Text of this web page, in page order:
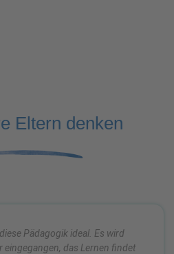
Eltern denken
Pädagogik ideal. Es wird
eingegangen, das Lernen findet